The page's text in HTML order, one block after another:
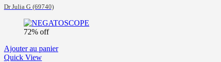
Dr Julia G (69740)
72% off
Ajouter au panier
Quick View